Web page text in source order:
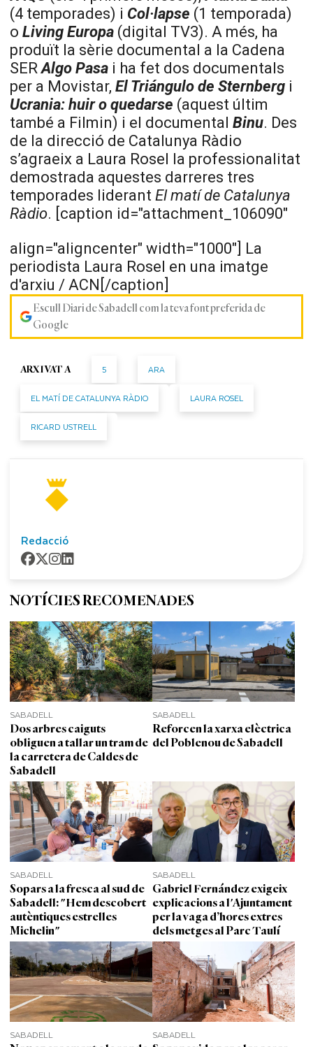
(4 temporades) i Col·lapse (1 temporada)
oLiving Europa (digital TV3). A més, ha
produït la sèrie documental a la Cadena
SERAlgo Pasa i ha fet dos documentals
per a Movistar, El Triángulo de Sternberg i
Ucrania: huir o quedarse (aquest últim
també a Filmin) i el documentalBinu. Des
de la direcció de Catalunya Ràdio
s’agraeix a Laura Rosel la professionalitat
demostrada aquestes darreres tres
temporades liderantEl matí de Catalunya
Ràdio. [caption id="attachment_106090"
align="aligncenter" width="1000"] La
periodista Laura Rosel en una imatge
d'arxiu / ACN[/caption]
Escull Diari de Sabadell com la teva font preferida de
Google
ARXIVAT A 5 ARA
EL MATÍ DE CATALUNYA RÀDIO LAURA ROSEL
RICARD USTRELL
Redacció
NOTÍCIES RECOMENADES
SABADELL
Dos arbres caiguts
obliguen a tallar un tram de
la carretera de Caldes de
Sabadell
SABADELL
Reforcen la xarxa elèctrica
del Poblenou de Sabadell
SABADELL
Sopars a la fresca al sud de
Sabadell: "Hem descobert
autèntiques estrelles
Michelin"
SABADELL
Gabriel Fernández exigeix
explicacions a l'Ajuntament
per la vaga d’hores extres
dels metges al Parc Taulí
SABADELL SABADELL